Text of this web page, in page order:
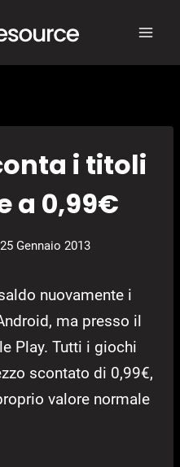
i titoli
a 0,99€
25 Gennaio 2013
nuovamente i
ma presso il
Play. Tutti i giochi
scontato di 0,99€,
valore normale